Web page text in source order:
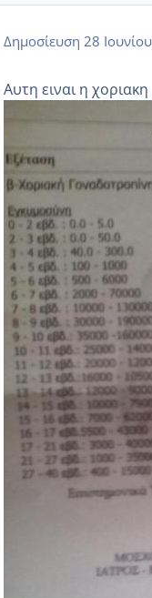
Δημοσίευση 28
Αυτη ειναι η